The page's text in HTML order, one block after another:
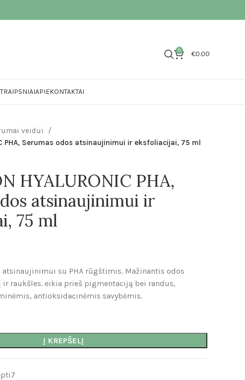
0 €0.00
APIEKONTAKTAI
veidui
PHA, Serumas odos atsinaujinimui ir eksfoliacijai, 75 ml
HYALURONIC PHA,
atsinaujinimui ir
75 ml
atsinaujinimui su PHA rūgštimis. Mažinantis odos
raukšles. eikia prieš pigmentaciją bei randus,
antioksidacinėmis savybėmis.
Į KREPŠELĮ